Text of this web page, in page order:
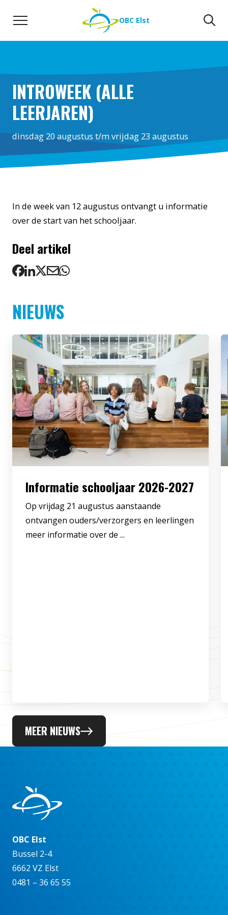
OBC Elst
INTROWEEK (ALLE
LEERJAREN)
dinsdag 20 augustus t/m vrijdag 23 augustus
In de week van 12 augustus ontvangt u informatie
over de start van het schooljaar.
Deel artikel
NIEUWS
Informatie schooljaar 2026-2027
Op vrijdag 21 augustus aanstaande
ontvangen ouders/verzorgers en leerlingen
meer informatie over de ...
MEER NIEUWS
OBC Elst
Bussel 2-4
6662 VZ Elst
0481 – 36 65 55